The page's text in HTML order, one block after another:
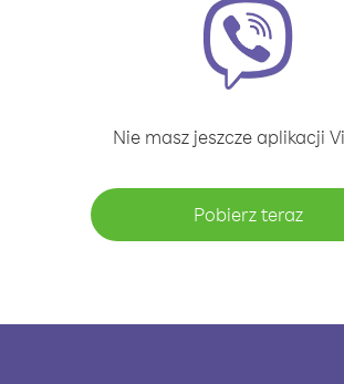
Nie masz jeszcze aplikacji
Pobierz teraz